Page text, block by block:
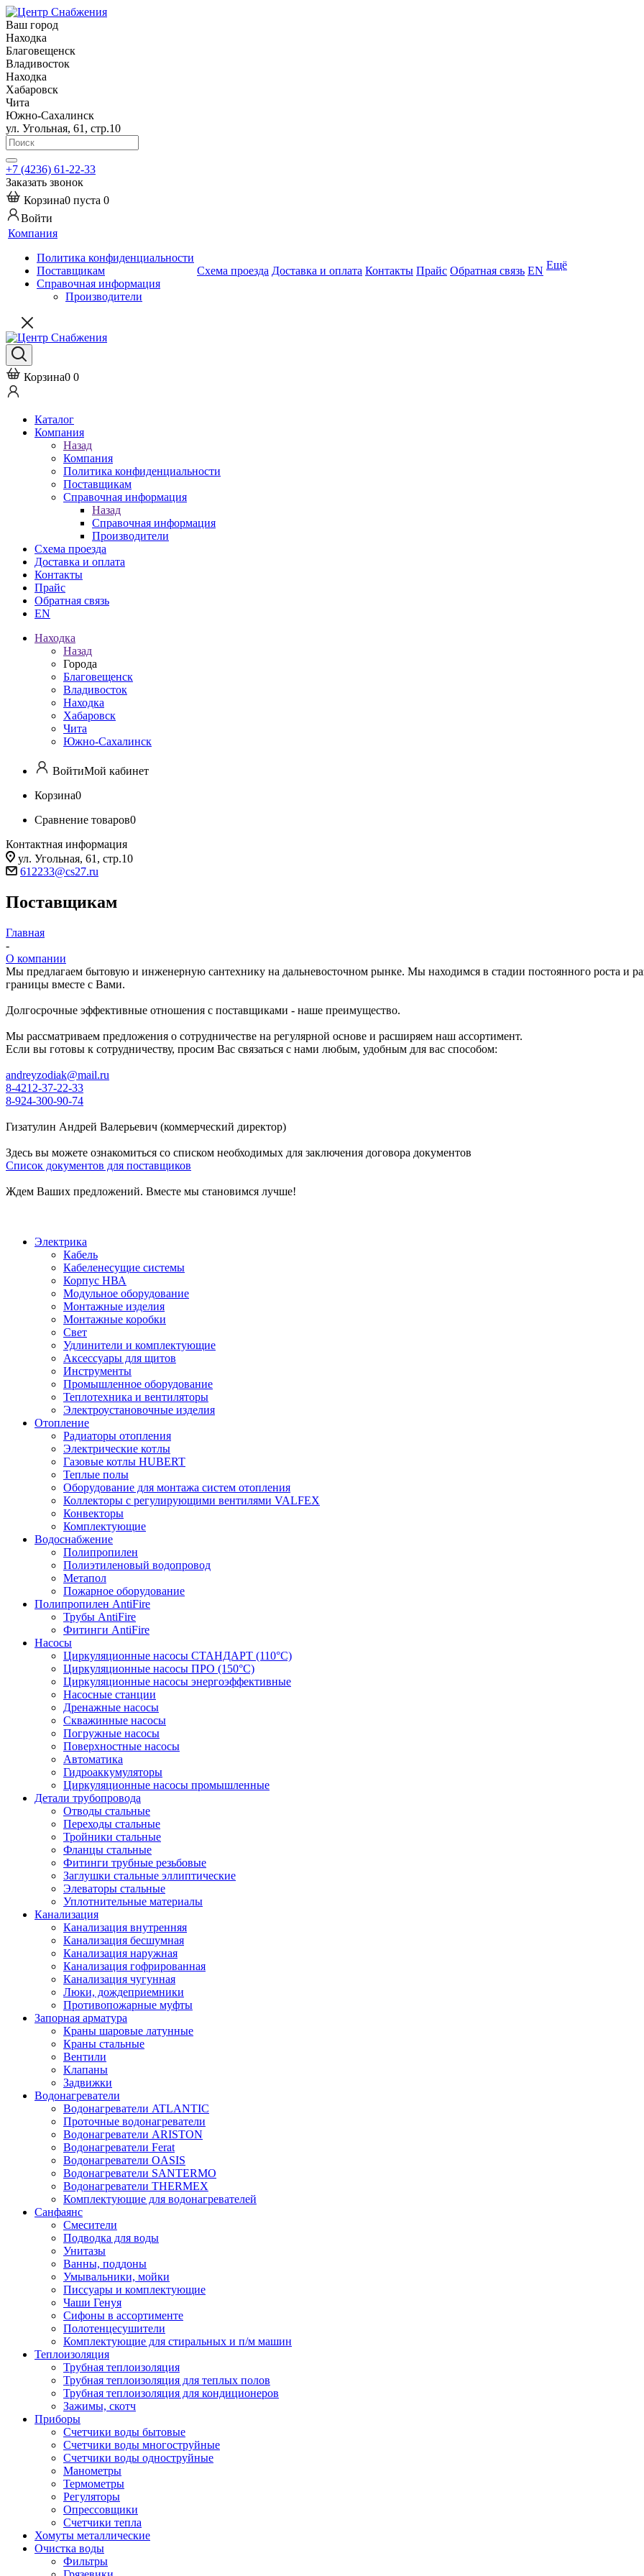
Ваш город
Находка
Благовещенск
Владивосток
Находка
Хабаровск
Чита
Южно-Сахалинск
ул. Угольная, 61, стр.10
+7 (4236) 61-22-33
Заказать звонок
Корзина0 пуста 0
Войти
Компания
Политика конфиденциальности
Поставщикам
Справочная информация
Производители
Схема проезда Доставка и оплата Контакты Прайс Обратная связь EN Ещё
Корзина0 0
Каталог
Компания
Назад
Компания
Политика конфиденциальности
Поставщикам
Справочная информация
Назад
Справочная информация
Производители
Схема проезда
Доставка и оплата
Контакты
Прайс
Обратная связь
EN
Находка
Назад
Города
Благовещенск
Владивосток
Находка
Хабаровск
Чита
Южно-Сахалинск
ВойтиМой кабинет
Корзина0
Сравнение товаров0
Контактная информация
ул. Угольная, 61, стр.10
612233@cs27.ru
Поставщикам
Главная
-
О компании
Мы предлагаем бытовую и инженерную сантехнику на дальневосточном рынке. Мы находимся в стадии постоянного роста и
границы вместе с Вами.
Долгосрочные эффективные отношения с поставщиками - наше преимущество.
Мы рассматриваем предложения о сотрудничестве на регулярной основе и расширяем наш ассортимент.
Если вы готовы к сотрудничеству, просим Вас связаться с нами любым, удобным для вас способом:
andreyzodiak@mail.ru
8-4212-37-22-33
8-924-300-90-74
Гизатулин Андрей Валерьевич (коммерческий директор)
Здесь вы можете ознакомиться со списком необходимых для заключения договора документов
Список документов для поставщиков
Ждем Ваших предложений. Вместе мы становимся лучше!
Электрика
Кабель
Кабеленесущие системы
Корпус НВА
Модульное оборудование
Монтажные изделия
Монтажные коробки
Свет
Удлинители и комплектующие
Аксессуары для щитов
Инструменты
Промышленное оборудование
Теплотехника и вентиляторы
Электроустановочные изделия
Отопление
Радиаторы отопления
Электрические котлы
Газовые котлы HUBERT
Теплые полы
Оборудование для монтажа систем отопления
Коллекторы с регулирующими вентилями VALFEX
Конвекторы
Комплектующие
Водоснабжение
Полипропилен
Полиэтиленовый водопровод
Метапол
Пожарное оборудование
Полипропилен AntiFire
Трубы AntiFire
Фитинги AntiFire
Насосы
Циркуляционные насосы СТАНДАРТ (110°C)
Циркуляционные насосы ПРО (150°C)
Циркуляционные насосы энергоэффективные
Насосные станции
Дренажные насосы
Скважинные насосы
Погружные насосы
Поверхностные насосы
Автоматика
Гидроаккумуляторы
Циркуляционные насосы промышленные
Детали трубопровода
Отводы стальные
Переходы стальные
Тройники стальные
Фланцы стальные
Фитинги трубные резьбовые
Заглушки стальные эллиптические
Элеваторы стальные
Уплотнительные материалы
Канализация
Канализация внутренняя
Канализация бесшумная
Канализация наружная
Канализация гофрированная
Канализация чугунная
Люки, дождеприемники
Противопожарные муфты
Запорная арматура
Краны шаровые латунные
Краны стальные
Вентили
Клапаны
Задвижки
Водонагреватели
Водонагреватели ATLANTIC
Проточные водонагреватели
Водонагреватели ARISTON
Водонагреватели Ferat
Водонагреватели OASIS
Водонагреватели SANTERMO
Водонагреватели THERMEX
Комплектующие для водонагревателей
Санфаянс
Смесители
Подводка для воды
Унитазы
Ванны, поддоны
Умывальники, мойки
Писсуары и комплектующие
Чаши Генуя
Сифоны в ассортименте
Полотенцесушители
Комплектующие для стиральных и п/м машин
Теплоизоляция
Трубная теплоизоляция
Трубная теплоизоляция для теплых полов
Трубная теплоизоляция для кондиционеров
Зажимы, скотч
Приборы
Счетчики воды бытовые
Счетчики воды многоструйные
Счетчики воды одноструйные
Манометры
Термометры
Регуляторы
Опрессовщики
Счетчики тепла
Хомуты металлические
Очистка воды
Фильтры